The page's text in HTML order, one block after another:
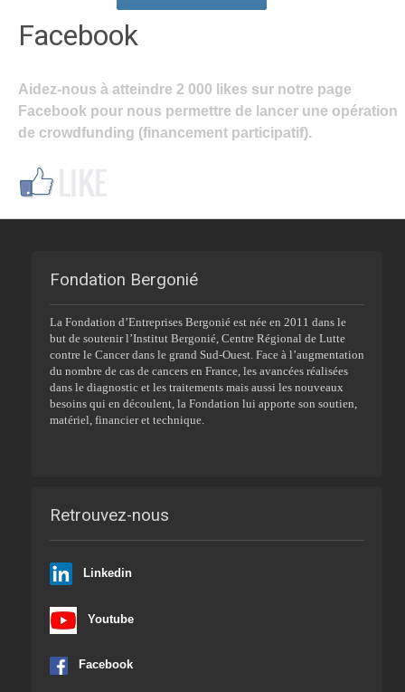
Facebook
Aidez-nous à atteindre 2 000 likes sur notre page
Facebook pour nous permettre de lancer une opération
de crowdfunding (financement participatif).
Fondation Bergonié
La Fondation d’Entreprises Bergonié est née en 2011 dans le
but de soutenir l’Institut Bergonié, Centre Régional de Lutte
contre le Cancer dans le grand Sud-Ouest. Face à l’augmentation
du nombre de cas de cancers en France, les avancées réalisées
dans le diagnostic et les traitements mais aussi les nouveaux
besoins qui en découlent, la Fondation lui apporte son soutien,
matériel, financier et technique.
Retrouvez-nous
Linkedin
Youtube
Facebook